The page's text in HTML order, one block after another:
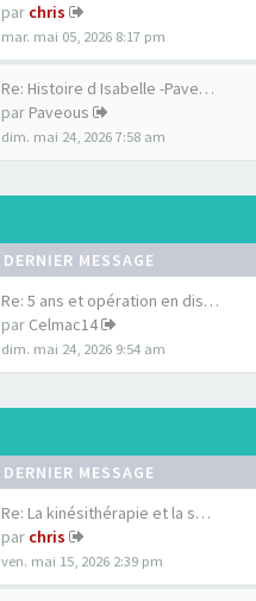
par chris
mar. mai 05, 2026 8:17 pm
Re: Histoire d Isabelle -Pave…
par Paveous
dim. mai 24, 2026 7:58 am
DERNIER MESSAGE
Re: 5 ans et opération en dis…
par Celmac14
dim. mai 24, 2026 9:54 am
DERNIER MESSAGE
Re: La kinésithérapie et la s…
par chris
ven. mai 15, 2026 2:39 pm